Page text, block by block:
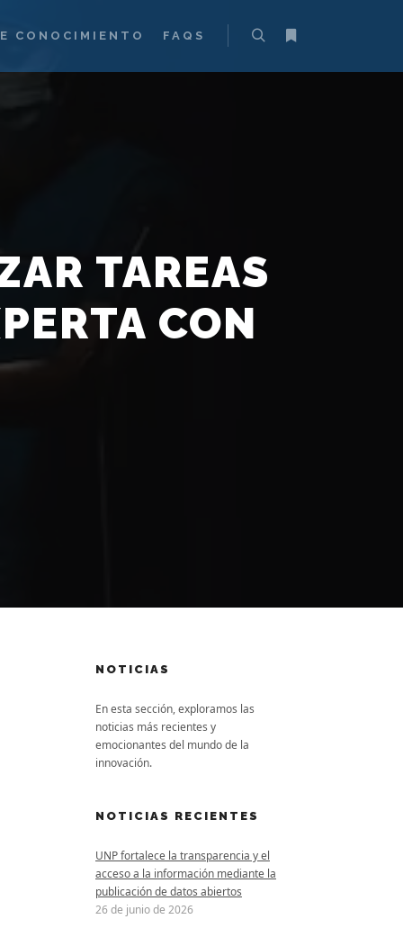
CONOCIMIENTO FAQS
TAREAS
CON
NOTICIAS
En esta sección, exploramos las
noticias más recientes y
emocionantes del mundo de la
innovación.
NOTICIAS RECIENTES
UNP fortalece la transparencia y el
acceso a la información mediante la
publicación de datos abiertos
26 de junio de 2026